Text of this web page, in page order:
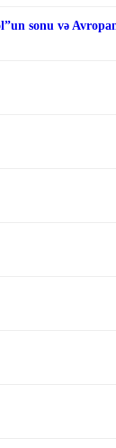
sonu və